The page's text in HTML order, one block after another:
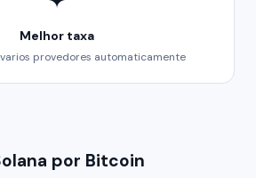
Melhor taxa
provedores automaticamente
por Bitcoin